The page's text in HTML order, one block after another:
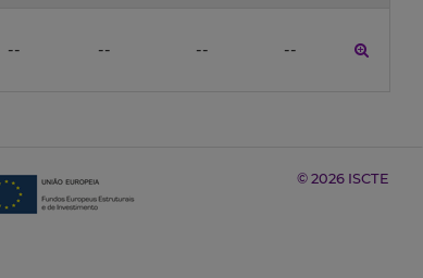
-- -- -- --
© 2026 ISCTE